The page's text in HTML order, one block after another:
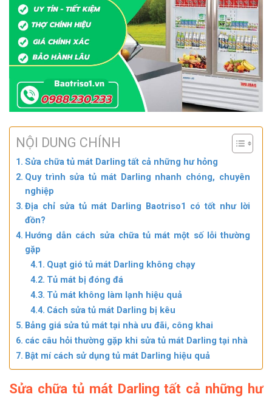
NỘI DUNG CHÍNH
Sửa chữa tủ mát Darling tất cả những hư hỏng
Quy trình sửa tủ mát Darling nhanh chóng, chuyên
nghiệp
Địa chỉ sửa tủ mát Darling Baotriso1 có tốt như lời
đồn?
Hướng dẫn cách sửa chữa tủ mát một số lỗi thường
gặp
Quạt gió tủ mát Darling không chạy
Tủ mát bị đóng đá
Tủ mát không làm lạnh hiệu quả
Cách sửa tủ mát Darling bị kêu
Bảng giá sửa tủ mát tại nhà ưu đãi, công khai
các câu hỏi thường gặp khi sửa tủ mát Darling tại nhà
Bật mí cách sử dụng tủ mát Darling hiệu quả
Sửa chữa tủ mát Darling tất cả những hư